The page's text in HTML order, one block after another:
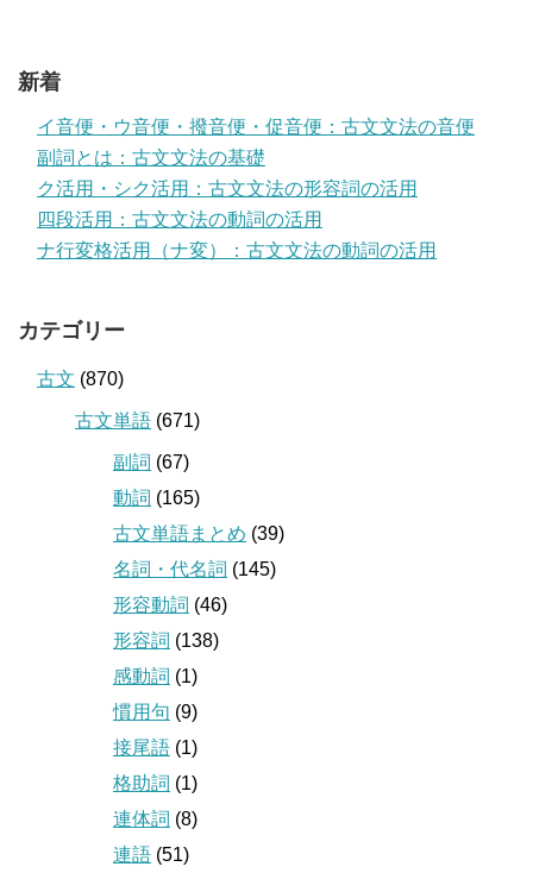
新着
イ音便・ウ音便・撥音便・促音便：古文文法の音便
副詞とは：古文文法の基礎
ク活用・シク活用：古文文法の形容詞の活用
四段活用：古文文法の動詞の活用
ナ行変格活用（ナ変）：古文文法の動詞の活用
カテゴリー
古文 (870)
古文単語 (671)
副詞 (67)
動詞 (165)
古文単語まとめ (39)
名詞・代名詞 (145)
形容動詞 (46)
形容詞 (138)
感動詞 (1)
慣用句 (9)
接尾語 (1)
格助詞 (1)
連体詞 (8)
連語 (51)